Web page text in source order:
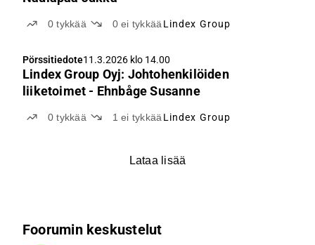
0tykkää 0ei tykkää Lindex Group
Pörssitiedote11.3.2026 klo 14.00
Lindex Group Oyj: Johtohenkilöiden
liiketoimet - Ehnbåge Susanne
0tykkää 1ei tykkää Lindex Group
Lataa lisää
Foorumin keskustelut